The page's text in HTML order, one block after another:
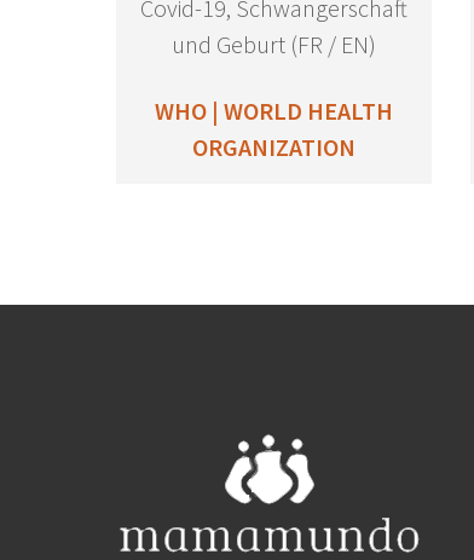
Covid-19, Schwangerschaft
und Geburt (FR / EN)
WHO | WORLD HEALTH
ORGANIZATION